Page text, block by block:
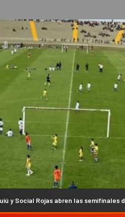
las semifinales del Anual Chacarero